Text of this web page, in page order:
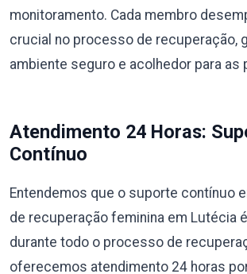
monitoramento. Cada membro
crucial no processo de recuperação,
ambiente seguro e acolhedor para as
Atendimento 24 Horas:
Contínuo
Entendemos que o suporte contínuo
de recuperação feminina em Lutécia
durante todo o processo de
oferecemos atendimento 24 horas